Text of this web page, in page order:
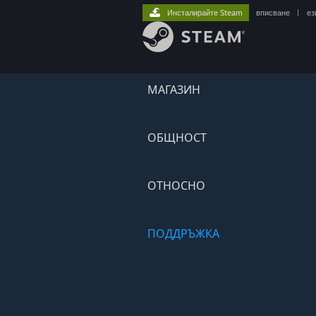
МАГАЗИН
ОБЩНОСТ
ОТНОСНО
ПОДДРЪЖКА
Инсталирайте Steam вписване